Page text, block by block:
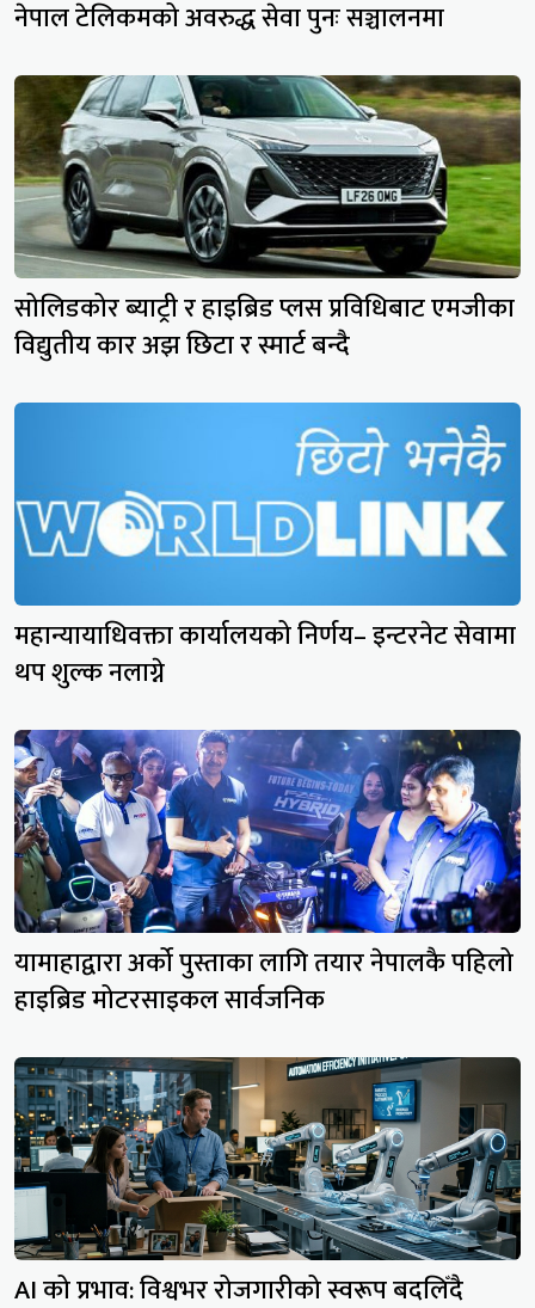
नेपाल टेलिकमको अवरुद्ध सेवा पुनः सञ्चालनमा
सोलिडकोर ब्याट्री र हाइब्रिड प्लस प्रविधिबाट एमजीका
विद्युतीय कार अझ छिटा र स्मार्ट बन्दै
महान्यायाधिवक्ता कार्यालयको निर्णय– इन्टरनेट सेवामा
थप शुल्क नलाग्ने
यामाहाद्वारा अर्को पुस्ताका लागि तयार नेपालकै पहिलो
हाइब्रिड मोटरसाइकल सार्वजनिक
AI को प्रभाव: विश्वभर रोजगारीको स्वरूप बदलिँदै